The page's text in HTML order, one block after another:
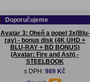
Doporučujeme
Avatar 3: Oheň a popel 3x(Blu-
ray) - bonus disk (4K UHD +
BLU-RAY + BD BONUS)
(Avatar: Fire and Ash) -
STEELBOOK
s DPH: 989 Kč